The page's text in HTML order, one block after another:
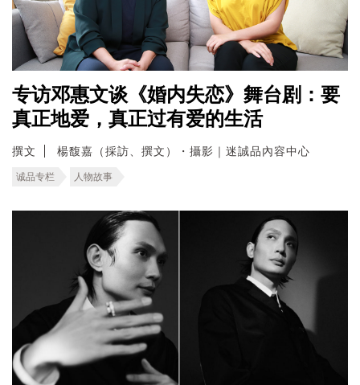
专访邓惠文谈《婚内失恋》舞台剧：要
真正地爱，真正过有爱的生活
撰文 楊馥嘉（採訪、撰文）・攝影｜迷誠品內容中心
诚品专栏 人物故事